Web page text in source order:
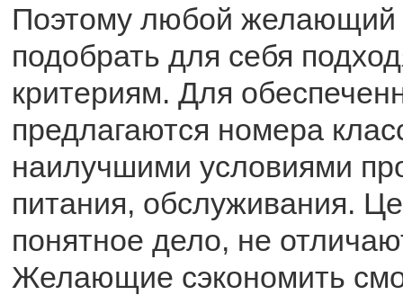
Поэтому любой желающий
подобрать для себя
критериям. Для
предлагаются номера
наилучшими условиями
питания, обслуживания.
понятное дело, не
Желающие сэкономить